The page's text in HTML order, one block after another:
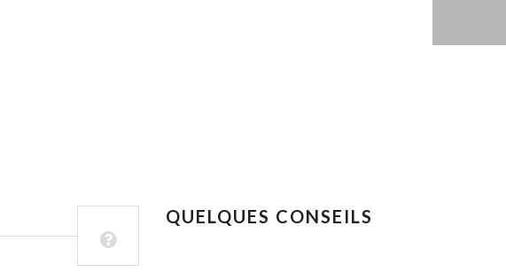
QUELQUES CONSEILS